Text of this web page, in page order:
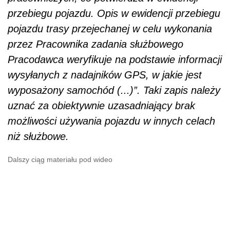
przebiegu pojazdu. Opis w ewidencji przebiegu
pojazdu trasy przejechanej w celu wykonania
przez Pracownika zadania służbowego
Pracodawca weryfikuje na podstawie informacji
wysyłanych z nadajników GPS, w jakie jest
wyposażony samochód (...)”. Taki zapis należy
uznać za obiektywnie uzasadniający brak
możliwości używania pojazdu w innych celach
niż służbowe.
Dalszy ciąg materiału pod wideo